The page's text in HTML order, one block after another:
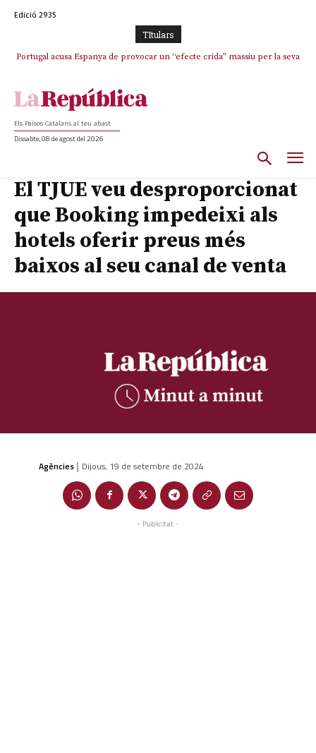
Edició 2935
TItulars
Portugal acusa Espanya de provocar un “efecte crida” massiu per la seva
Els Països Catalans al teu abast
Dissabte, 08 de agost del 2026
El TJUE veu desproporcionat
que Booking impedeixi als
hotels oferir preus més
baixos al seu canal de venta
Agències | Dijous, 19 de setembre de 2024
- Publicitat -